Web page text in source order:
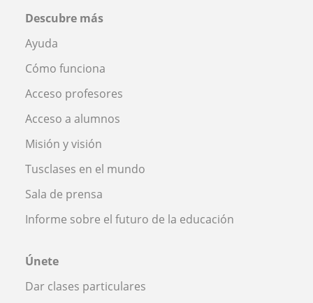
Descubre más
Ayuda
Cómo funciona
Acceso profesores
Acceso a alumnos
Misión y visión
Tusclases en el mundo
Sala de prensa
Informe sobre el futuro de la educación
Únete
Dar clases particulares